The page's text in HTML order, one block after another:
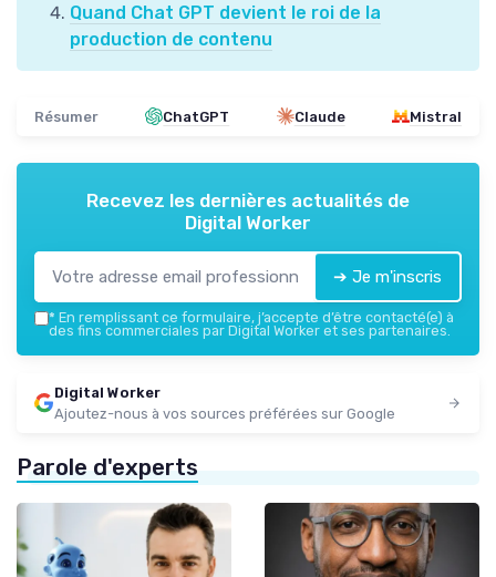
Quand Chat GPT devient le roi de la
production de contenu
Résumer ChatGPT Claude Mistral
Recevez les dernières actualités de
Digital Worker
➔ Je m'inscris
* En remplissant ce formulaire, j’accepte d’être contacté(e) à
des fins commerciales par Digital Worker et ses partenaires.
Digital Worker
Ajoutez-nous à vos sources préférées sur Google
Parole d'experts